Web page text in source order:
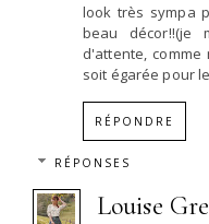
look très sympa
beau
d'attente,
soit égarée pour
RÉPONDRE
RÉPONSES
Louise